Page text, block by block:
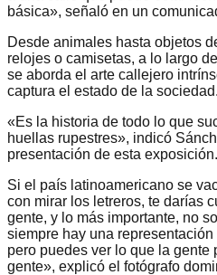
básica», señaló en un
Desde animales hasta objetos
relojes o camisetas, a lo largo
se aborda el arte callejero
captura el estado de la sociedad.
«Es la historia de todo lo que
huellas rupestres», indicó
presentación de esta exposición.
Si el país latinoamericano se
con mirar los letreros, te darías
gente, y lo más importante, no
siempre hay una
pero puedes ver lo que la gente
gente», explicó el fotógrafo